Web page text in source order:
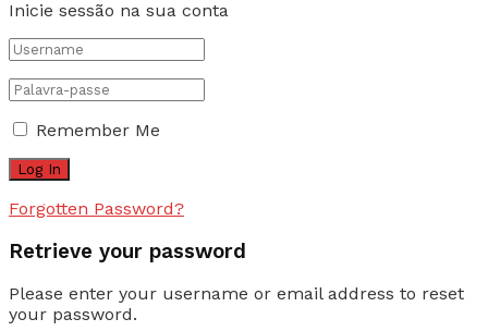
Inicie sessão na sua conta
Remember Me
Forgotten Password?
Retrieve your password
Please enter your username or email address to reset
your password.